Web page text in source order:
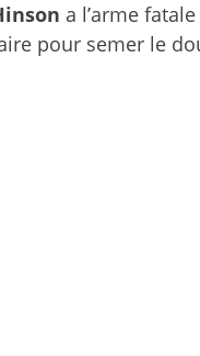
a l’arme
pour semer le